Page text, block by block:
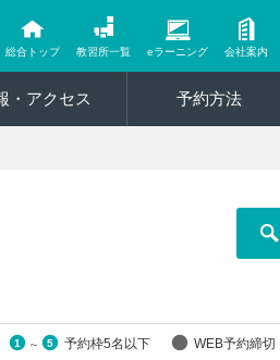
総合トップ 教習所一覧 eラーニング 会社案内
・アクセス 予約方法
1 ～ 5 予約枠5名以下 WEB予約締切